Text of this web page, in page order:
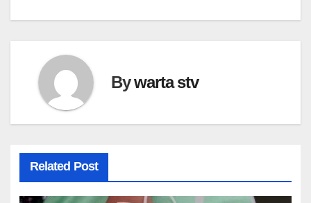
Bywarta stv
Related Post